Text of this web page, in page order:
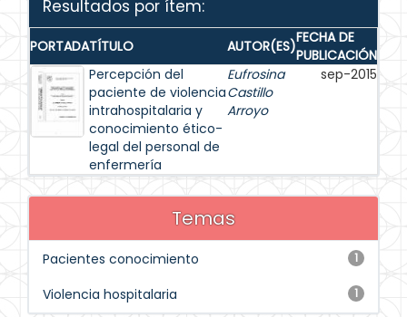
Resultados por ítem:
PORTADATÍTULO AUTOR(ES)FECHA DE
PUBLICACIÓN
Percepción del
paciente de violencia
intrahospitalaria y
conocimiento ético-
legal del personal de
enfermería
Eufrosina
Castillo
Arroyo
sep-2015
Temas
1
Pacientes conocimiento
1
Violencia hospitalaria